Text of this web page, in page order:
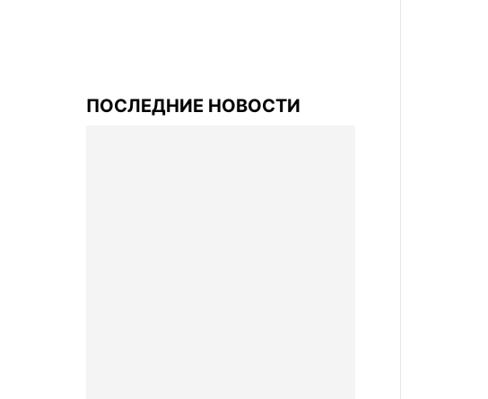
ПОСЛЕДНИЕ НОВОСТИ